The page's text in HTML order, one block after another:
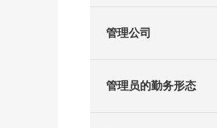
管理公司
管理员的勤务形态